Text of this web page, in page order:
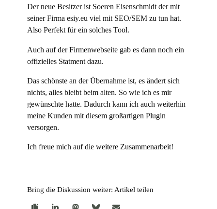
Der neue Besitzer ist Soeren Eisenschmidt der mit
seiner Firma esiy.eu viel mit SEO/SEM zu tun hat.
Also Perfekt für ein solches Tool.
Auch auf der Firmenwebseite gab es dann noch ein
offizielles Statment dazu.
Das schönste an der Übernahme ist, es ändert sich
nichts, alles bleibt beim alten. So wie ich es mir
gewünschte hatte. Dadurch kann ich auch weiterhin
meine Kunden mit diesem großartigen Plugin
versorgen.
Ich freue mich auf die weitere Zusammenarbeit!
Bring die Diskussion weiter: Artikel teilen